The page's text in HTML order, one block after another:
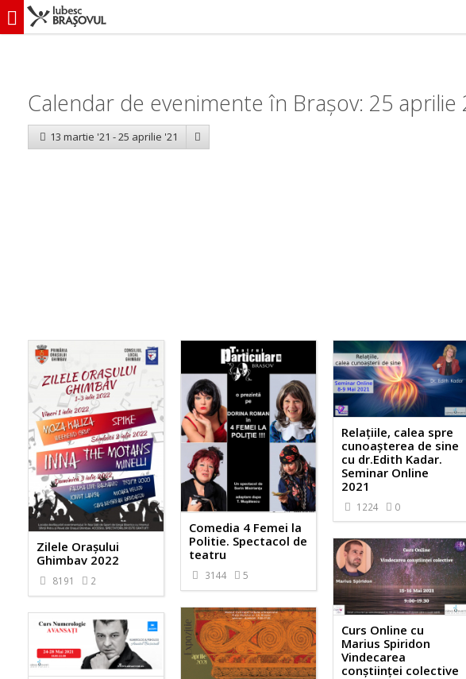
iubescbraşovul.ro
Calendar de evenimente în Brașov: 25 aprilie
13 martie '21 - 25 aprilie '21
Zilele Orașului
Ghimbav 2022
8191 2
Comedia 4 Femei la
Politie. Spectacol de
teatru
3144 5
Relațiile, calea spre
cunoașterea de sine
cu dr.Edith Kadar.
Seminar Online
2021
1224 0
Curs Online cu
Marius Spiridon
Vindecarea
conștiinței colective